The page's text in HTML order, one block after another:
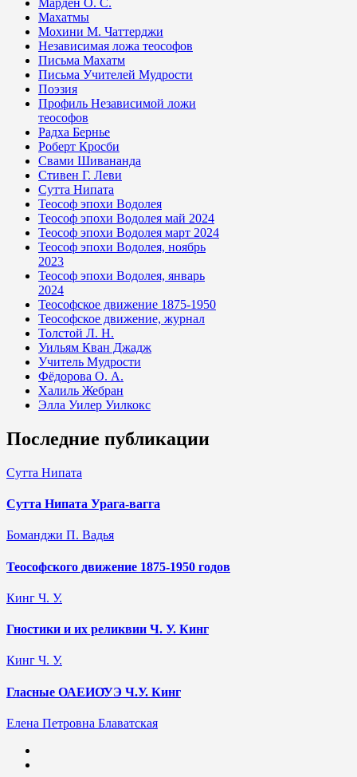
Марден О. С.
Махатмы
Мохини М. Чаттерджи
Независимая ложа теософов
Письма Махатм
Письма Учителей Мудрости
Поэзия
Профиль Независимой ложи
теософов
Радха Бернье
Роберт Кросби
Свами Шивананда
Стивен Г. Леви
Сутта Нипата
Теософ эпохи Водолея
Теософ эпохи Водолея май 2024
Теософ эпохи Водолея март 2024
Теософ эпохи Водолея, ноябрь
2023
Теософ эпохи Водолея, январь
2024
Теософское движение 1875-1950
Теософское движение, журнал
Толстой Л. Н.
Уильям Кван Джадж
Учитель Мудрости
Фёдорова О. А.
Халиль Жебран
Элла Уилер Уилкокс
Последние публикации
Сутта Нипата
Сутта Нипата Урага-вагга
Боманджи П. Вадья
Теософского движение 1875-1950 годов
Кинг Ч. У.
Гностики и их реликвии Ч. У. Кинг
Кинг Ч. У.
Гласные ОАЕИО̄УЭ Ч.У. Кинг
Елена Петровна Блаватская